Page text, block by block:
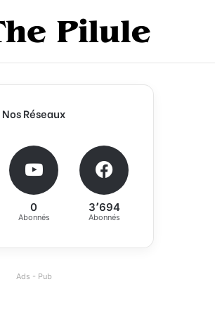
Nos Réseaux
3٬694
Abonnés
0
Abonnés
Ads - Pub